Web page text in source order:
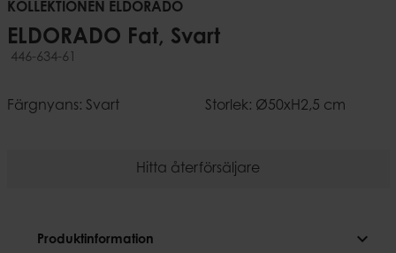
KOLLEKTIONEN ELDORADO
ELDORADO Fat, Svart
446-634-61
Färgnyans: Svart Storlek: Ø50xH2,5 cm
Hitta återförsäljare
Produktinformation expand_more